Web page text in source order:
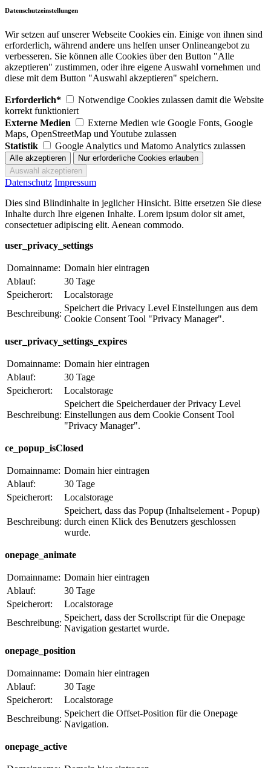
Datenschutzeinstellungen
Wir setzen auf unserer Webseite Cookies ein. Einige von ihnen sind
erforderlich, während andere uns helfen unser Onlineangebot zu
verbesseren. Sie können alle Cookies über den Button "Alle
akzeptieren" zustimmen, oder ihre eigene Auswahl vornehmen und
diese mit dem Button "Auswahl akzeptieren" speichern.
Erforderlich*
Notwendige Cookies zulassen damit die Website
korrekt funktioniert
Externe Medien
Externe Medien wie Google Fonts, Google
Maps, OpenStreetMap und Youtube zulassen
Statistik
Google Analytics und Matomo Analytics zulassen
Datenschutz Impressum
Dies sind Blindinhalte in jeglicher Hinsicht. Bitte ersetzen Sie diese
Inhalte durch Ihre eigenen Inhalte. Lorem ipsum dolor sit amet,
consectetuer adipiscing elit. Aenean commodo.
user_privacy_settings
Domainname: Domain hier eintragen
Ablauf:
30 Tage
Speicherort:
Localstorage
Beschreibung:
Speichert die Privacy Level Einstellungen aus dem
Cookie Consent Tool "Privacy Manager".
user_privacy_settings_expires
Domainname: Domain hier eintragen
Ablauf:
30 Tage
Speicherort:
Localstorage
Beschreibung:
Speichert die Speicherdauer der Privacy Level
Einstellungen aus dem Cookie Consent Tool
"Privacy Manager".
ce_popup_isClosed
Domainname: Domain hier eintragen
Ablauf:
30 Tage
Speicherort:
Localstorage
Beschreibung:
Speichert, dass das Popup (Inhaltselement - Popup)
durch einen Klick des Benutzers geschlossen
wurde.
onepage_animate
Domainname: Domain hier eintragen
Ablauf:
30 Tage
Speicherort:
Localstorage
Beschreibung:
Speichert, dass der Scrollscript für die Onepage
Navigation gestartet wurde.
onepage_position
Domainname: Domain hier eintragen
Ablauf:
30 Tage
Speicherort:
Localstorage
Beschreibung:
Speichert die Offset-Position für die Onepage
Navigation.
onepage_active